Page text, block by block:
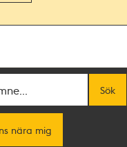
Sök
nära mig